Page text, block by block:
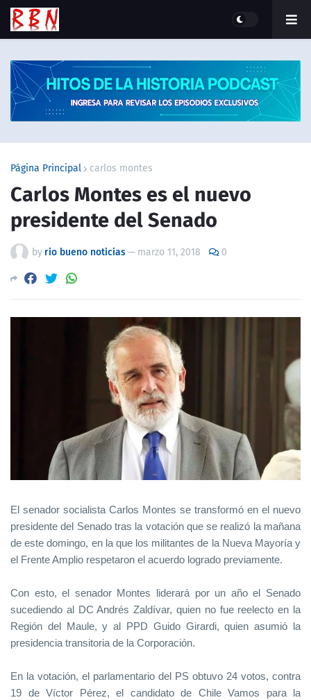
Página Principal carlos montes
Carlos Montes es el nuevo
presidente del Senado
by rio bueno noticias— marzo 11, 2018 0
El senador socialista Carlos Montes se transformó en el nuevo
presidente del Senado tras la votación que se realizó la mañana
de este domingo, en la que los militantes de la Nueva Mayoría y
el Frente Amplio respetaron el acuerdo logrado previamente.
Con esto, el senador Montes liderará por un año el Senado
sucediendo al DC Andrés Zaldívar, quien no fue reelecto en la
Región del Maule, y al PPD Guido Girardi, quien asumió la
presidencia transitoria de la Corporación.
En la votación, el parlamentario del PS obtuvo 24 votos, contra
19 de Víctor Pérez, el candidato de Chile Vamos para la